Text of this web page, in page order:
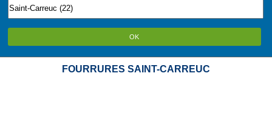
OK
FOURRURES SAINT-CARREUC